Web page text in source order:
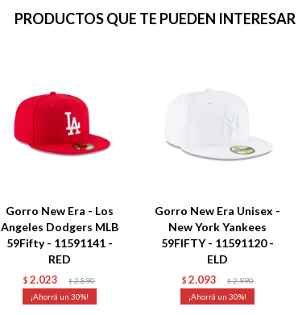
PRODUCTOS QUE TE PUEDEN INTERESAR
Gorro New Era - Los
Angeles Dodgers MLB
59Fifty - 11591141 -
RED
$ 2.023 $ 2.890
30
Gorro New Era Unisex -
New York Yankees
59FIFTY - 11591120 -
ELD
$ 2.093 $ 2.990
30